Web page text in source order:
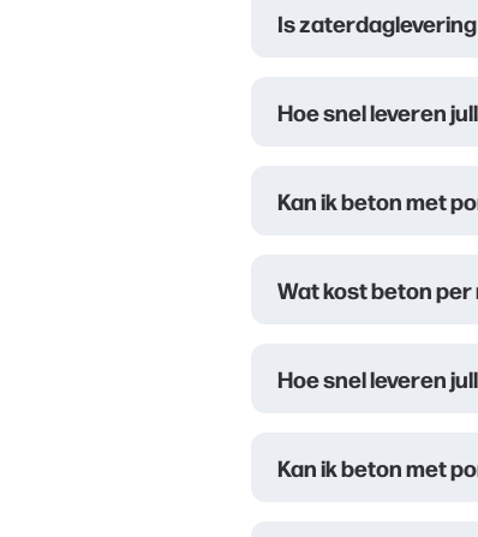
Is
Hoe snel leveren
Kan ik beton met
Wat kost beton per
Hoe snel leveren
Kan ik beton met